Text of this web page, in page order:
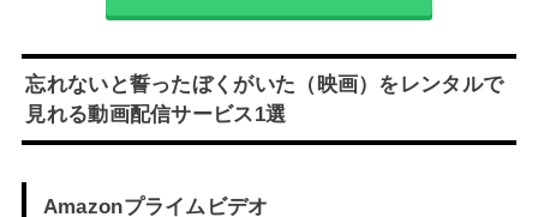
忘れないと誓ったぼくがいた（映画）をレンタルで
見れる動画配信サービス1選
Amazonプライムビデオ